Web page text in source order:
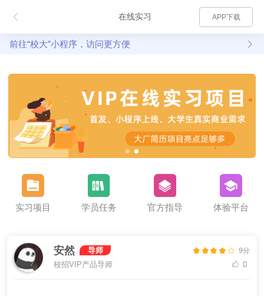
在线实习 APP下载
前往“校大”小程序，访问更方便
实习项目 学员任务 官方指导 体验平台
安然
导师
校招VIP产品导师
9分
0